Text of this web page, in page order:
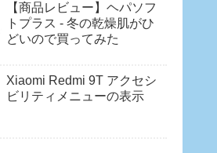
【商品レビュー】ヘパソフ
トプラス - 冬の乾燥肌がひ
どいので買ってみた
Xiaomi Redmi 9T アクセシ
ビリティメニューの表示